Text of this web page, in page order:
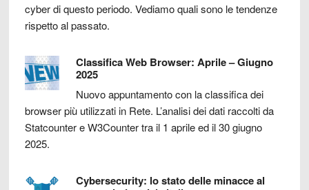
cyber di questo periodo. Vediamo quali sono le tendenze
rispetto al passato.
Classifica Web Browser: Aprile – Giugno
2025
Nuovo appuntamento con la classifica dei
browser più utilizzati in Rete. L’analisi dei dati raccolti da
Statcounter e W3Counter tra il 1 aprile ed il 30 giugno
2025.
Cybersecurity: lo stato delle minacce al